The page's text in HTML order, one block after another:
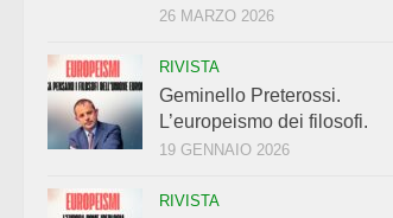
26 MARZO 2026
RIVISTA
Geminello Preterossi.
L’europeismo dei filosofi.
19 GENNAIO 2026
RIVISTA